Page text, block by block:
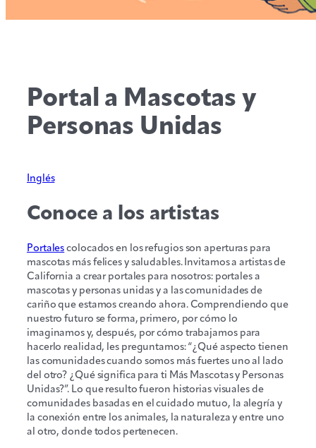
Portal a Mascotas y
Personas Unidas
Inglés
Conoce a los artistas
Portalescolocados en los refugios son aperturas para
mascotas más felices y saludables. Invitamos a artistas de
California a crear portales para nosotros: portales a
mascotas y personas unidas y a las comunidades de
cariño que estamos creando ahora. Comprendiendo que
nuestro futuro se forma, primero, por cómo lo
imaginamos y, después, por cómo trabajamos para
hacerlo realidad, les preguntamos: “¿Qué aspecto tienen
las comunidades cuando somos más fuertes uno al lado
del otro? ¿Qué significa para ti Más Mascotas y Personas
Unidas?”. Lo que resulto fueron historias visuales de
comunidades basadas en el cuidado mutuo, la alegría y
la conexión entre los animales, la naturaleza y entre uno
al otro, donde todos pertenecen.